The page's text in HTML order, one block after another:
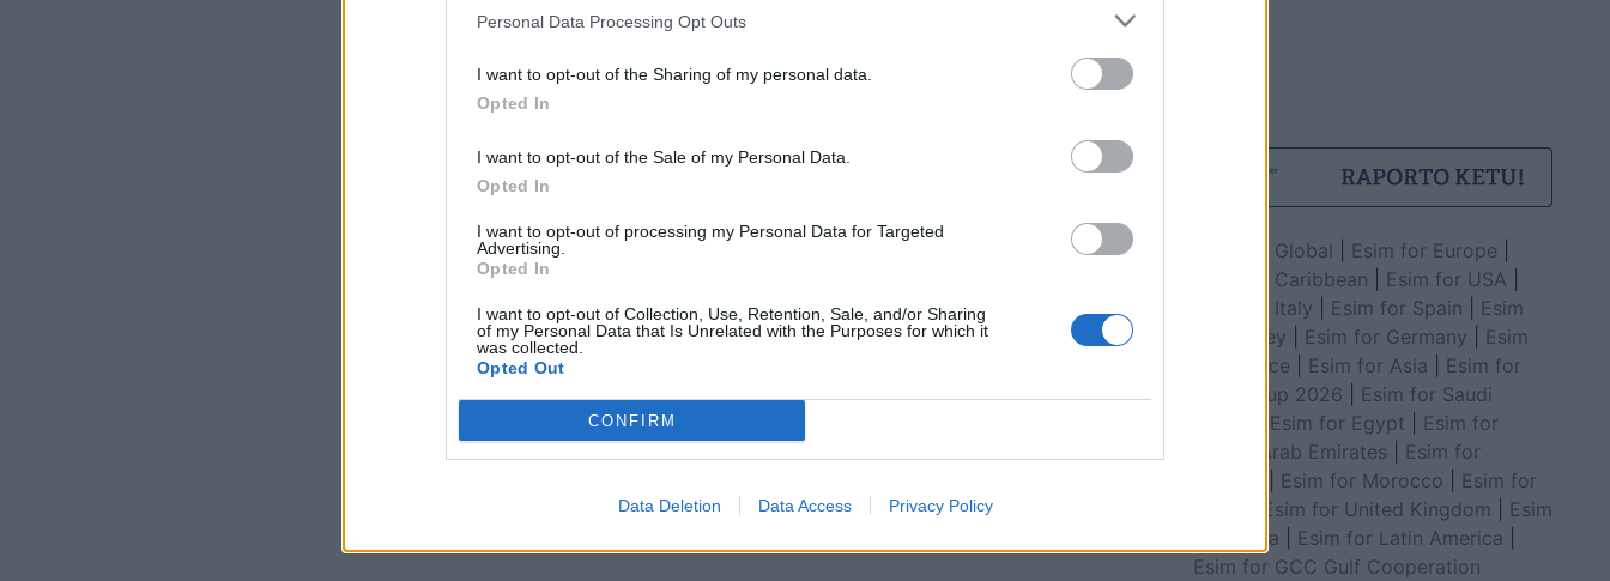
Personal Data Processing Opt Outs
I want to opt-out of the Sharing of my personal data.
Opted In
I want to opt-out of the Sale of my Personal Data.
Opted In
I want to opt-out of processing my Personal Data for Targeted
Advertising.
Opted In
I want to opt-out of Collection, Use, Retention, Sale, and/or Sharing
of my Personal Data that Is Unrelated with the Purposes for which it
was collected.
Opted Out
CONFIRM
Data Deletion Data Access Privacy Policy
Esim for Global Esim for Europe
Esim for Caribbean
Esim for USA
Esim for Italy
Esim for Spain
Esim
for Turkey
Esim for Germany
Esim
for Greece
Esim for Asia
Esim for
World Cup 2026
Esim for Saudi
Esim for Egypt
Esim for
United Arab Emirates
Esim for
Esim for Morocco
Esim for
Esim for United Kingdom
Esim
for Africa
Esim for Latin America
Esim for GCC Gulf Cooperation